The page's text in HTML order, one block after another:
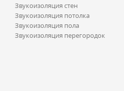
Звукоизоляция стен
Звукоизоляция потолка
Звукоизоляция пола
Звукоизоляция перегородок